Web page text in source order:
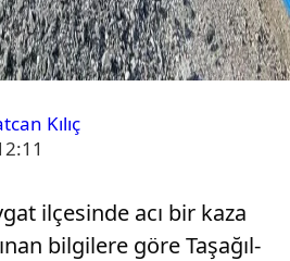
Kılıç
ilçesinde acı bir kaza
bilgilere göre Taşağıl-